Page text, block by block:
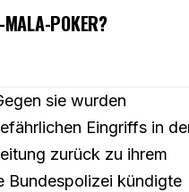
MALA-POKER?
sie wurden
Eingriffs in
zurück zu ihrem
Bundespolizei kündigte